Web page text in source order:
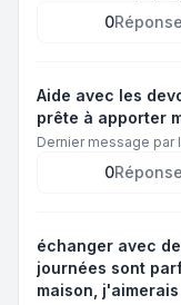
0
Aide avec les
prête à apporter
Dernier message par
0
échanger avec
journées sont
maison,